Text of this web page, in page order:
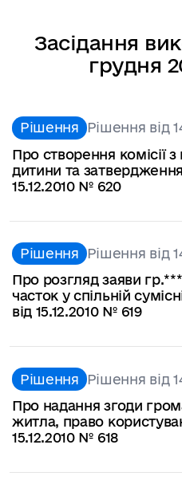
Засідання
грудня
Рішення Рішення від
Про створення комісії
дитини та
15.12.2010 № 620
Рішення Рішення від
Про розгляд заяви
часток у спільній
від 15.12.2010 № 619
Рішення Рішення від
Про надання згоди
житла, право
15.12.2010 № 618